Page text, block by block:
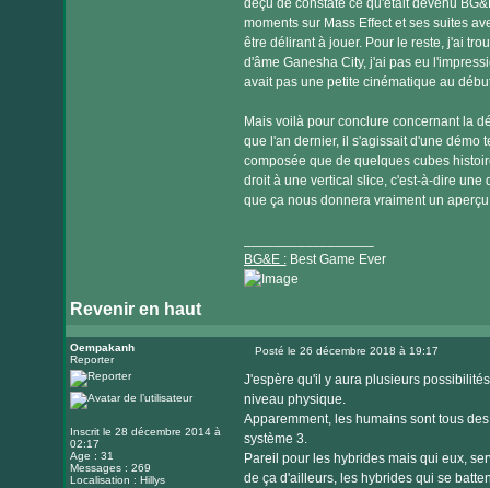
déçu de constaté ce qu'était devenu
moments sur Mass Effect et ses suites
être délirant à jouer. Pour le reste, j'ai
d'âme Ganesha City, j'ai pas eu
avait pas une petite cinématique au
Mais voilà pour conclure concernant la
que l'an dernier, il s'agissait d'une démo
composée que de quelques cubes
droit à une vertical slice, c'est-à-dire
que ça nous donnera vraiment un
BG&E :Best Game Ever
Revenir en haut
le
internet
Oempakanh
Reporter
Inscrit le 28 décembre 2014 à
02:17
Age : 31
Messages : 269
Localisation : Hillys
Posté le 26 décembre 2018 à 19:17
J'espère qu'il y aura plusieurs
niveau physique.
Apparemment, les humains sont tous
système 3.
Pareil pour les hybrides mais qui eux,
de ça d'ailleurs, les hybrides qui se